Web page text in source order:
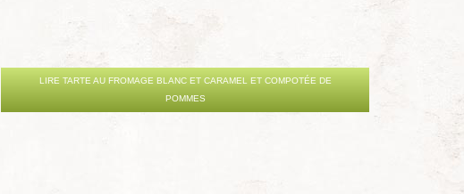
LIRE TARTE AU FROMAGE BLANC ET CARAMEL ET COMPOTÉE DE
POMMES